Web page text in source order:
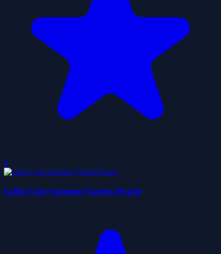
0
Little Cute Summer Fairies Puzzle